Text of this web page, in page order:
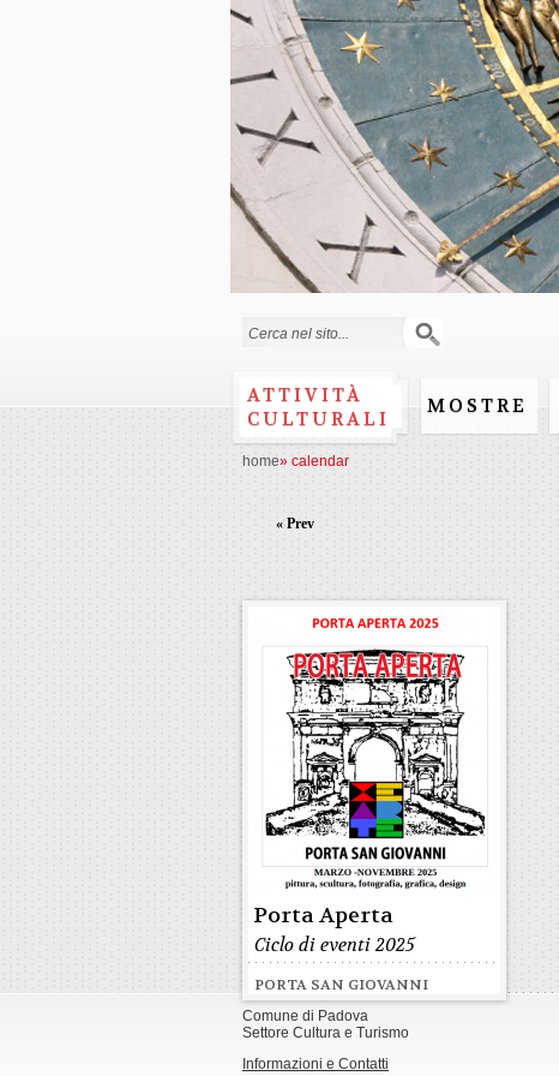
ATTIVITÀ
CULTURALI
MOSTRE
home» calendar
« Prev
Porta Aperta
Ciclo di eventi 2025
PORTA SAN GIOVANNI
Comune di Padova
Settore Cultura e Turismo
Informazioni e Contatti